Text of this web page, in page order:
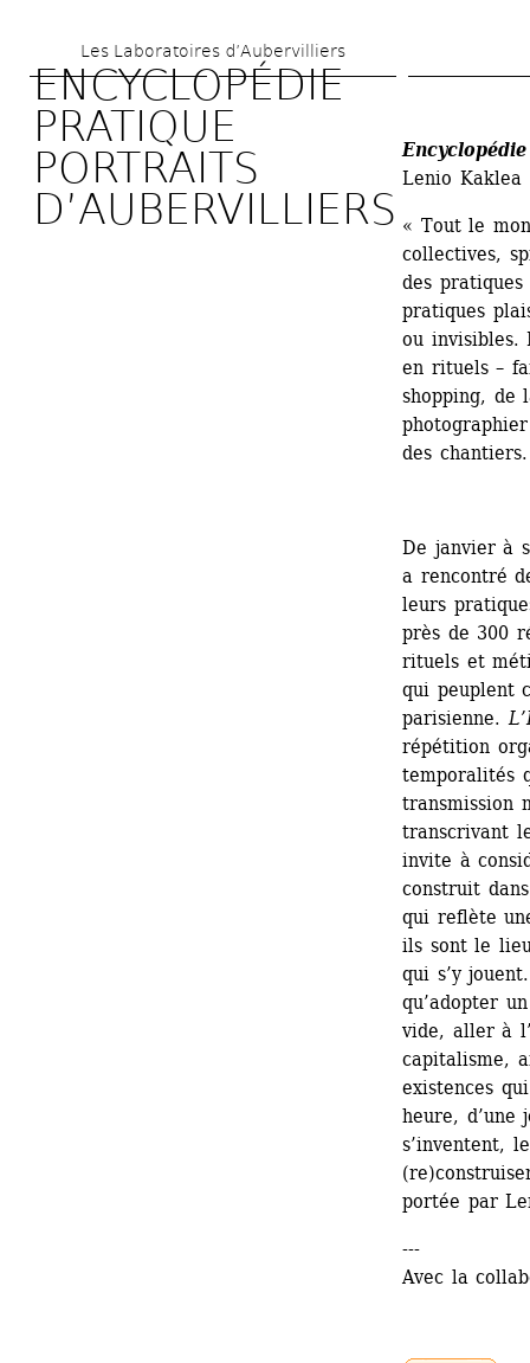
to
main
content
Les Laboratoires d’Aubervilliers
ENCYCLOPÉDIE
PRATIQUE
PORTRAITS
D’AUBERVILLIERS
Lenio Kaklea
« Tout le
collectives,
des pratiques
pratiques
ou invisibles.
en rituels –
shopping, de
des
De janvier à
a rencontré
leurs
près de 300
rituels et
qui peuplent
parisienne.
répétition
temporalités
transmission
transcrivant
invite à
construit
qui reflète
ils sont le
qui s’y
qu’adopter
vide, aller à
capitalisme,
existences
heure, d’une
s’inventent,
portée par
---
Avec la